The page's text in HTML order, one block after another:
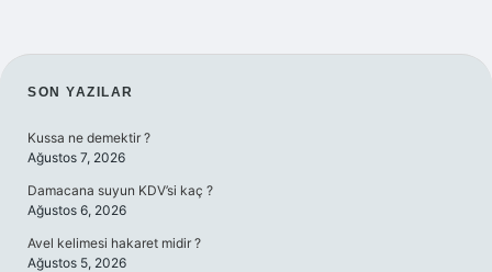
SIDEBAR
SON YAZILAR
Kussa ne demektir ?
Ağustos 7, 2026
Damacana suyun KDV’si kaç ?
Ağustos 6, 2026
Avel kelimesi hakaret midir ?
Ağustos 5, 2026